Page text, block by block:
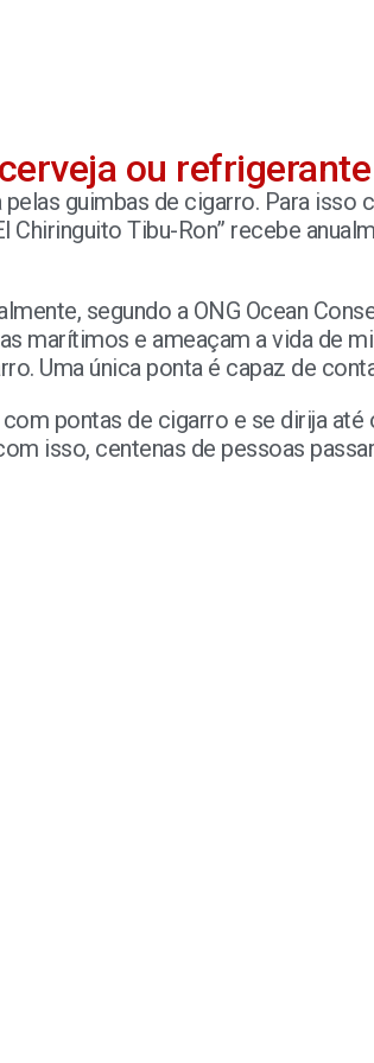
ou refrigerante
guimbas de cigarro. Para
Tibu-Ron” recebe
segundo a ONG Ocean
marítimos e ameaçam a vida de
Uma única ponta é capaz de
pontas de cigarro e se dirija
isso, centenas de pessoas